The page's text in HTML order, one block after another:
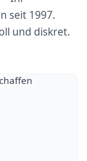
seit 1997.
und diskret.